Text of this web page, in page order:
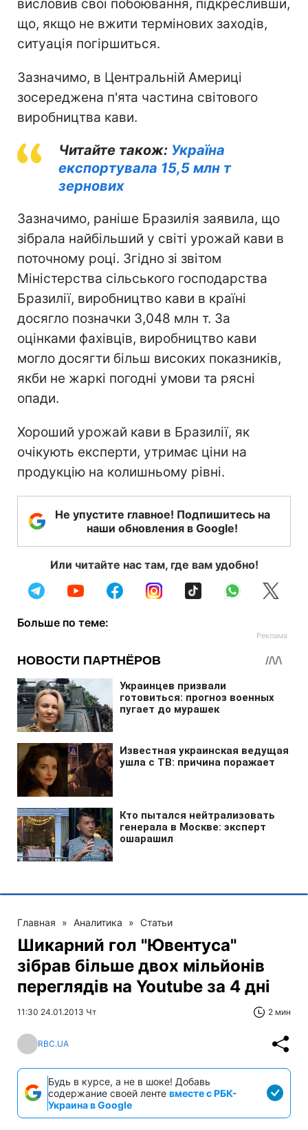
висловив свої побоювання, підкресливши,
що, якщо не вжити термінових заходів,
ситуація погіршиться.
Зазначимо, в Центральній Америці
зосереджена п'ята частина світового
виробництва кави.
Читайте також: Україна
експортувала 15,5 млн т
зернових
Зазначимо, раніше Бразилія заявила, що
зібрала найбільший у світі урожай кави в
поточному році. Згідно зі звітом
Міністерства сільського господарства
Бразилії, виробництво кави в країні
досягло позначки 3,048 млн т. За
оцінками фахівців, виробництво кави
могло досягти більш високих показників,
якби не жаркі погодні умови та рясні
опади.
Хороший урожай кави в Бразилії, як
очікують експерти, утримає ціни на
продукцію на колишньому рівні.
Не упустите главное! Подпишитесь на
наши обновления в Google!
Или читайте нас там, где вам удобно!
Больше по теме:
Главная » Аналитика » Статьи
Шикарний гол "Ювентуса"
зібрав більше двох мільйонів
переглядів на Youtube за 4 дні
11:30 24.01.2013 Чт 2 мин
RBC.UA
Будь в курсе, а не в шоке! Добавь
содержание своей ленте вместе с РБК-
Украина в Google